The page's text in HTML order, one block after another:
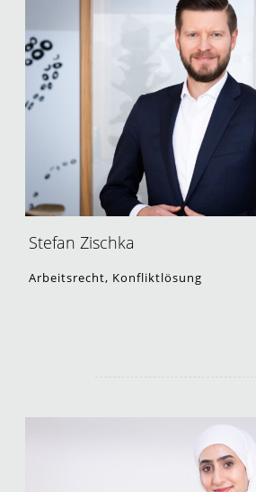
Stefan Zischka
Arbeitsrecht, Konfliktlösung